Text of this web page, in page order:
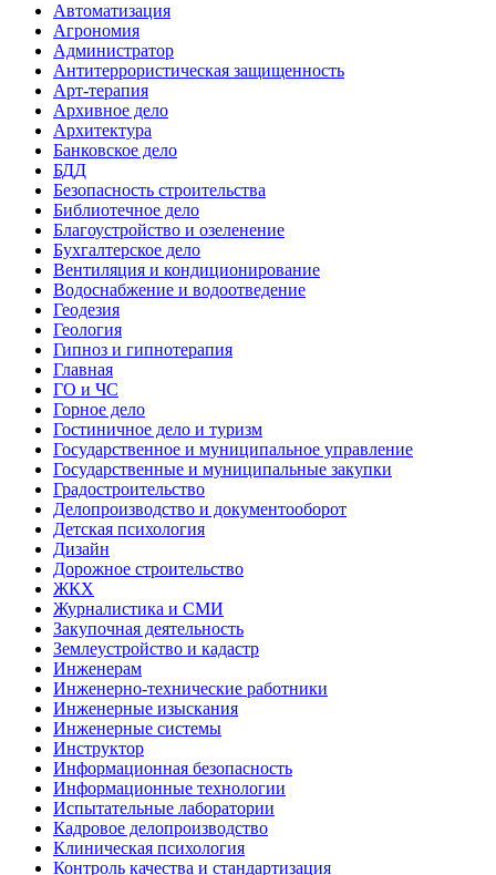
Автоматизация
Агрономия
Администратор
Антитеррористическая защищенность
Арт-терапия
Архивное дело
Архитектура
Банковское дело
БДД
Безопасность строительства
Библиотечное дело
Благоустройство и озеленение
Бухгалтерское дело
Вентиляция и кондиционирование
Водоснабжение и водоотведение
Геодезия
Геология
Гипноз и гипнотерапия
Главная
ГО и ЧС
Горное дело
Гостиничное дело и туризм
Государственное и муниципальное управление
Государственные и муниципальные закупки
Градостроительство
Делопроизводство и документооборот
Детская психология
Дизайн
Дорожное строительство
ЖКХ
Журналистика и СМИ
Закупочная деятельность
Землеустройство и кадастр
Инженерам
Инженерно-технические работники
Инженерные изыскания
Инженерные системы
Инструктор
Информационная безопасность
Информационные технологии
Испытательные лаборатории
Кадровое делопроизводство
Клиническая психология
Контроль качества и стандартизация